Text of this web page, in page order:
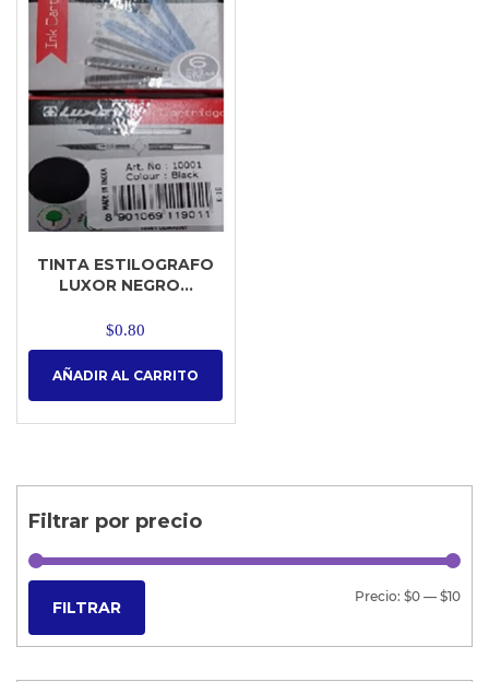
TINTA ESTILOGRAFO
LUXOR NEGRO...
$0.80
AÑADIR AL CARRITO
Filtrar por precio
FILTRAR
Precio: $0 — $10